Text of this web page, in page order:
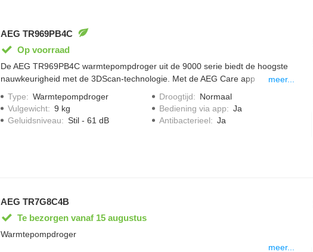
AEG TR969PB4C
Op voorraad
De AEG TR969PB4C warmtepompdroger uit de 9000 serie biedt de hoogste
nauwkeurigheid met de 3DScan-technologie. Met de AEG Care app
personaliseer je droogprogrammas aan jou behoefte. De MixDry technologie
droogt moeiteloos en gelijkmatig synthetische en katoenen kledingstukken
door elkaar. De temperatuur en beweging van de droogtrommel wordt
meer...
Type: Warmtepompdroger
Vulgewicht: 9 kg
Geluidsniveau: Stil - 61 dB
Droogtijd: Normaal
Bediening via app: Ja
Antibacterieel: Ja
AEG TR7G8C4B
Te bezorgen vanaf 15 augustus
Warmtepompdroger
meer...